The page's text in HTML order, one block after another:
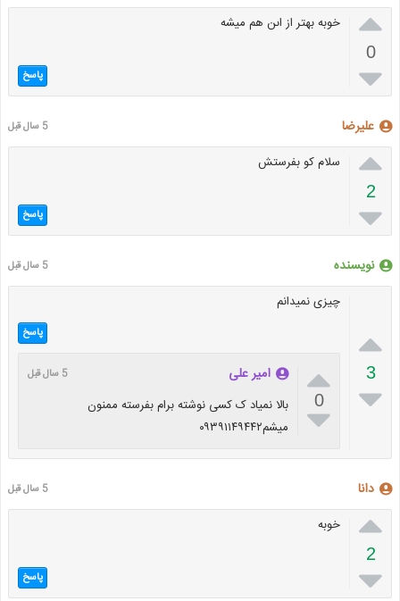

0

خوبه بهتر از اىن هم میشه
پاسخ
علیرضا 5 سال قبل

2

سلام کو بفرستش
پاسخ
نویسنده 5 سال قبل

3

چیزی نمیدانم
پاسخ

0

امیر علی 5 سال قبل
بالا نمیاد ک کسی نوشته برام بفرسته ممنون
میشم۰۹۳۹۱۱۴۹۴۴۲
دانا 5 سال قبل

2

خوبه
پاسخ